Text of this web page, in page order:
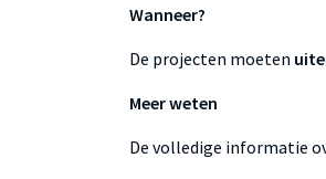
Wanneer?
De projecten moeten
Meer weten
De volledige informatie